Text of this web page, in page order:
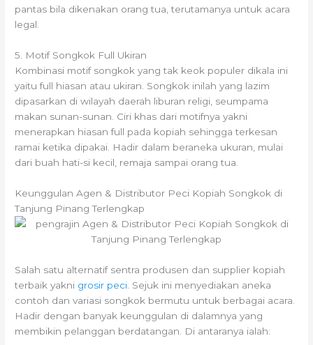
pantas bila dikenakan orang tua, terutamanya untuk acara
legal.
5. Motif Songkok Full Ukiran
Kombinasi motif songkok yang tak keok populer dikala ini
yaitu full hiasan atau ukiran. Songkok inilah yang lazim
dipasarkan di wilayah daerah liburan religi, seumpama
makan sunan-sunan. Ciri khas dari motifnya yakni
menerapkan hiasan full pada kopiah sehingga terkesan
ramai ketika dipakai. Hadir dalam beraneka ukuran, mulai
dari buah hati-si kecil, remaja sampai orang tua.
Keunggulan Agen & Distributor Peci Kopiah Songkok di
Tanjung Pinang Terlengkap
Salah satu alternatif sentra produsen dan supplier kopiah
terbaik yakni grosir peci . Sejuk ini menyediakan aneka
contoh dan variasi songkok bermutu untuk berbagai acara.
Hadir dengan banyak keunggulan di dalamnya yang
membikin pelanggan berdatangan. Di antaranya ialah: